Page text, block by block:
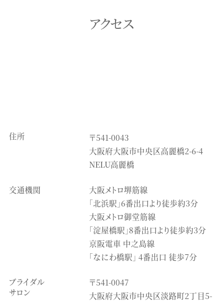
アクセス
住所
〒541-0043
大阪府大阪市中央区高麗橋2-6-4
NELU高麗橋
交通機関
大阪メトロ堺筋線
「北浜駅」6番出口より徒歩約3分
大阪メトロ御堂筋線
「淀屋橋駅」8番出口より徒歩約3分
京阪電車 中之島線
「なにわ橋駅」 4番出口 徒歩7分
ブライダル
サロン
〒541-0047
大阪府大阪市中央区淡路町2丁目5-